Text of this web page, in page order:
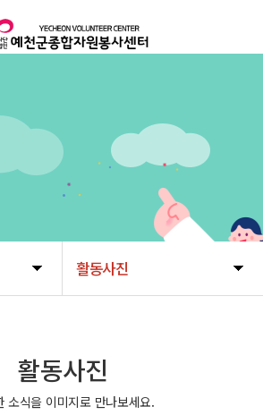
활동사진
활동사진
소식을 이미지로 만나보세요.